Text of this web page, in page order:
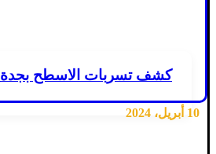
كشف تسربات الاسطح بجدة
10 أبريل، 2024